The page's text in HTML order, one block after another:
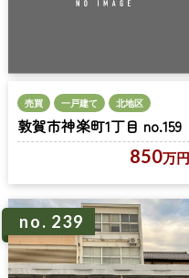
売買 一戸建て 北地区
敦賀市神楽町1丁目 no.159
850万円
no. 239